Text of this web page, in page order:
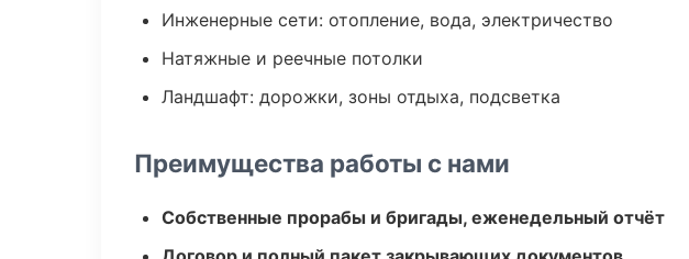
Инженерные сети: отопление, вода, электричество
Натяжные и реечные потолки
Ландшафт: дорожки, зоны отдыха, подсветка
Преимущества работы с нами
Собственные прорабы и бригады, еженедельный отчёт